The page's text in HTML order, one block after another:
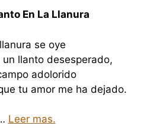
En La Llanura
se oye
llanto desesperado,
adolorido
tu amor me ha dejado.
Leer mas.